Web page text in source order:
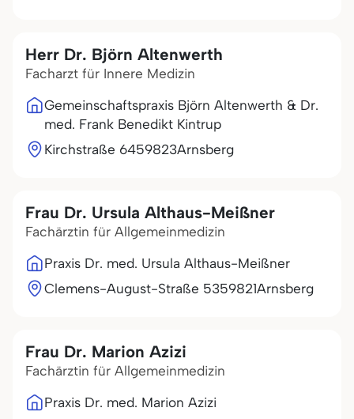
Herr Dr. Björn Altenwerth
Facharzt für Innere Medizin
Gemeinschaftspraxis Björn Altenwerth & Dr.
med. Frank Benedikt Kintrup
Kirchstraße 6459823Arnsberg
Frau Dr. Ursula Althaus-Meißner
Fachärztin für Allgemeinmedizin
Praxis Dr. med. Ursula Althaus-Meißner
Clemens-August-Straße 5359821Arnsberg
Frau Dr. Marion Azizi
Fachärztin für Allgemeinmedizin
Praxis Dr. med. Marion Azizi